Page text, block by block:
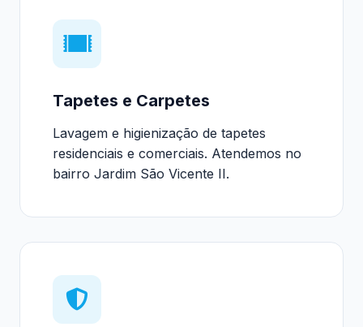
Tapetes e Carpetes
Lavagem e higienização de tapetes
residenciais e comerciais. Atendemos no
bairro Jardim São Vicente II.